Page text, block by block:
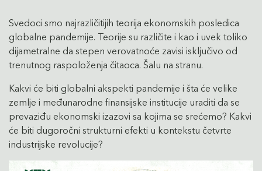
Svedoci smo najrazličitijih teorija ekonomskih posledica
globalne pandemije. Teorije su različite i kao i uvek toliko
dijametralne da stepen verovatnoće zavisi isključivo od
trenutnog raspoloženja čitaoca. Šalu na stranu.
Kakvi će biti globalni akspekti pandemije i šta će velike
zemlje i međunarodne finansijske institucije uraditi da se
prevaziđu ekonomski izazovi sa kojima se srećemo? Kakvi
će biti dugoročni strukturni efekti u kontekstu četvrte
industrijske revolucije?